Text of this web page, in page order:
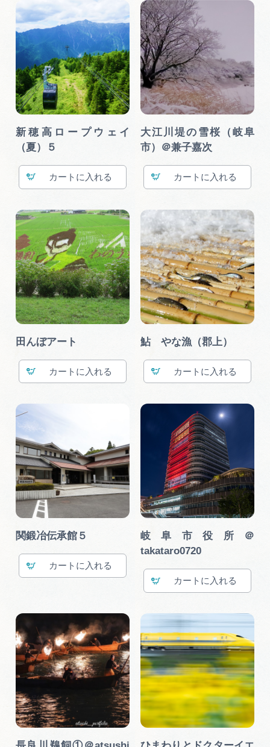
新穂高ロープウェイ
（夏）５
カート
大江川堤の雪桜（岐阜
市）＠兼子嘉次
カート
田んぼアート
カート
鮎 やな漁（郡上）
カート
関鍛冶伝承館５
カート
岐阜市役所＠
takataro0720
カート